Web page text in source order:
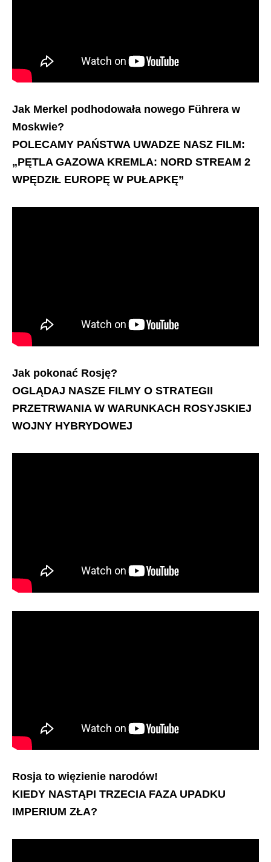
Jak Merkel podhodowała nowego Führera w
Moskwie?
POLECAMY PAŃSTWA UWADZE NASZ FILM:
„PĘTLA GAZOWA KREMLA: NORD STREAM 2
WPĘDZIŁ EUROPĘ W PUŁAPKĘ”
Jak pokonać Rosję?
OGLĄDAJ NASZE FILMY O STRATEGII
PRZETRWANIA W WARUNKACH ROSYJSKIEJ
WOJNY HYBRYDOWEJ
Rosja to więzienie narodów!
KIEDY NASTĄPI TRZECIA FAZA UPADKU
IMPERIUM ZŁA?